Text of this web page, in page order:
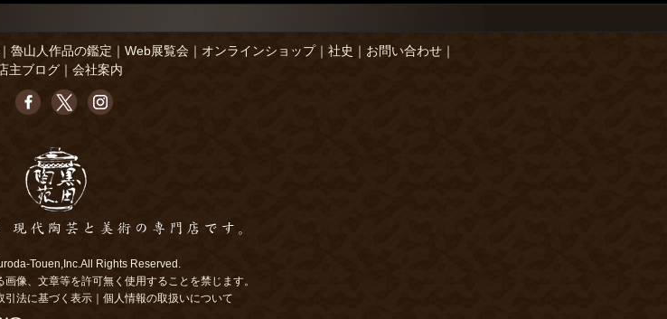
魯山人作品の鑑定 Web展覧会 オンラインショップ｜ 社史 お問い合わせ｜
主ブログ
会社案内
Touen,Inc.All Rights Reserved.
像、文章等を許可無く使用することを禁じます。
引法に基づく表示 個人情報の取扱いについて